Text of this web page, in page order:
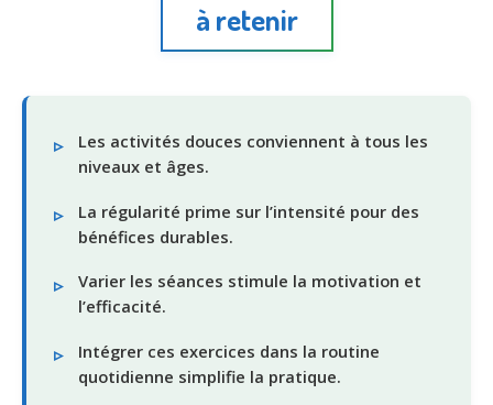
à retenir
Les activités douces conviennent à tous les
niveaux et âges.
La régularité prime sur l’intensité pour des
bénéfices durables.
Varier les séances stimule la motivation et
l’efficacité.
Intégrer ces exercices dans la routine
quotidienne simplifie la pratique.